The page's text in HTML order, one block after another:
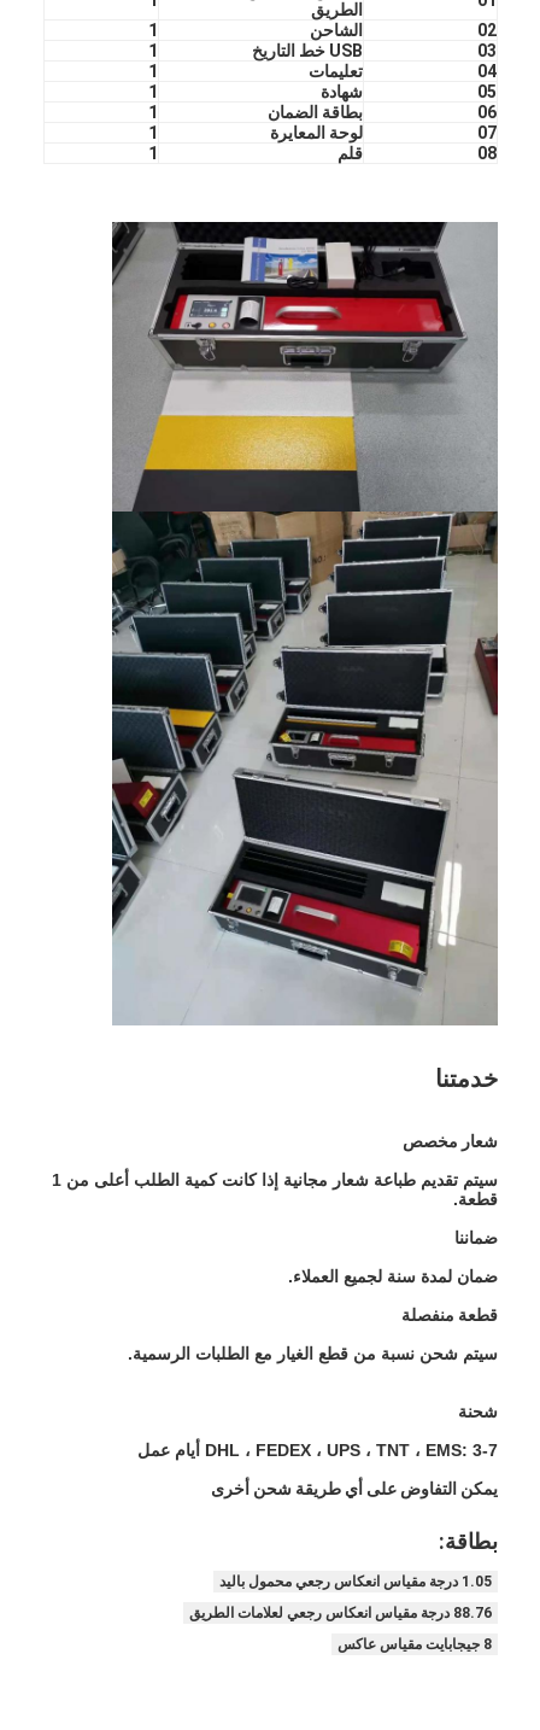
برنامج VR
حولنا
جولة في المصنع
مراقبة الجودة
اتصل بنا
الحالات
مقياس العاكس الرجعي
مقياس انعكاس انعكاس الرصيف
مقياس سماكة علامات الطريق
مقياس الانعكاس الارتجاعي المحمول
علامات عاكسة الرجعية
ملصقات عاكسة للدراجات
ملصقات الشريط العاكسة
الطريق
02
الشاحن
1
03
USB خط التاريخ
1
04
تعليمات
1
05
شهادة
1
06
بطاقة الضمان
1
07
لوحة المعايرة
1
08
قلم 1
خدمتنا
شعار مخصص
سيتم تقديم طباعة شعار مجانية إذا كانت كمية الطلب أعلى من 1
قطعة.
ضماننا
ضمان لمدة سنة لجميع العملاء.
قطعة منفصلة
سيتم شحن نسبة من قطع الغيار مع الطلبات الرسمية.
شحنة
DHL ، FEDEX ، UPS ، TNT ، EMS: 3-7 أيام عمل
يمكن التفاوض على أي طريقة شحن أخرى
بطاقة:
1.05 درجة مقياس انعكاس رجعي محمول باليد
88.76 درجة مقياس انعكاس رجعي لعلامات الطريق
8 جيجابايت مقياس عاكس